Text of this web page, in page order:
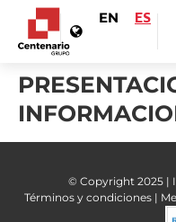
EN ES
© Copyright 2025 |
Términos y condiciones |